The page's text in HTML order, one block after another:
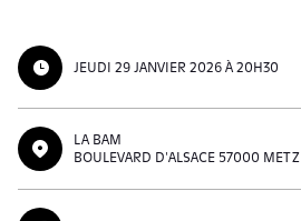
JEUDI 29 JANVIER 2026 À 20H30
LA BAM
BOULEVARD D'ALSACE 57000 METZ